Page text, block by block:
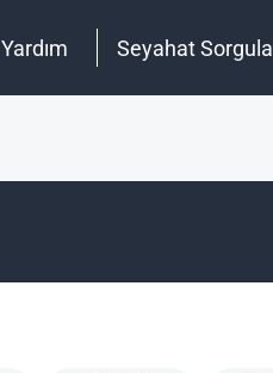
Yardım Seyahat Sorgula